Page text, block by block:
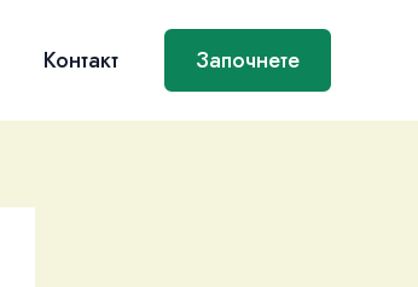
Контакт Започнете